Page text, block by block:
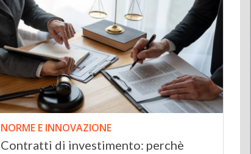
NORME E INNOVAZIONE
Contratti di investimento: perchè